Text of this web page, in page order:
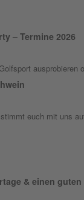
– Termine 2026
euch mit uns
& einen